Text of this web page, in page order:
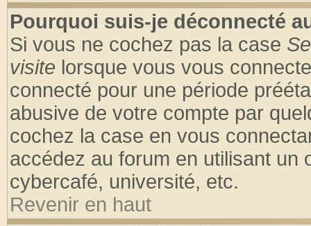
Pourquoi suis-je déconnecté
Si vous ne cochez pas la case
visite lorsque vous vous
connecté pour une période
abusive de votre compte par
cochez la case en vous
accédez au forum en utilisant un
cybercafé, université, etc.
Revenir en haut